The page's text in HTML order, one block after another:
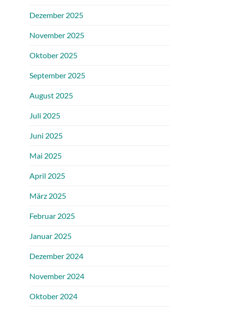
Dezember 2025
November 2025
Oktober 2025
September 2025
August 2025
Juli 2025
Juni 2025
Mai 2025
April 2025
März 2025
Februar 2025
Januar 2025
Dezember 2024
November 2024
Oktober 2024